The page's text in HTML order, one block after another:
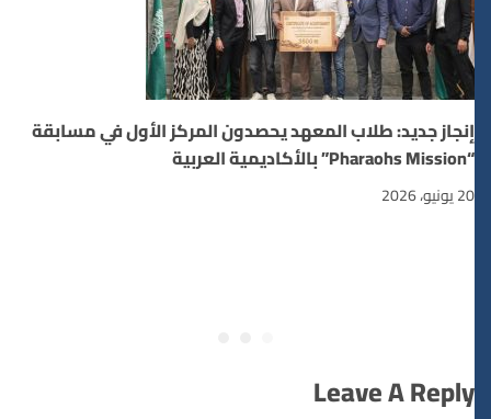
إنجاز جديد: طلاب المعهد يحصدون المركز الأول في مسابقة
20 يونيو، 2026
Leave A Reply